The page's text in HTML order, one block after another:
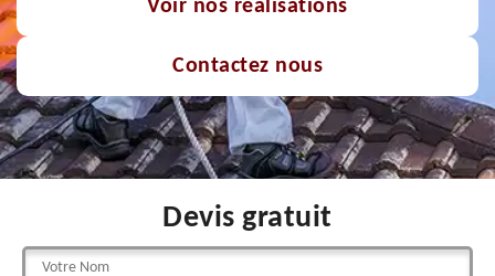
Voir nos réalisations
Contactez nous
Devis gratuit